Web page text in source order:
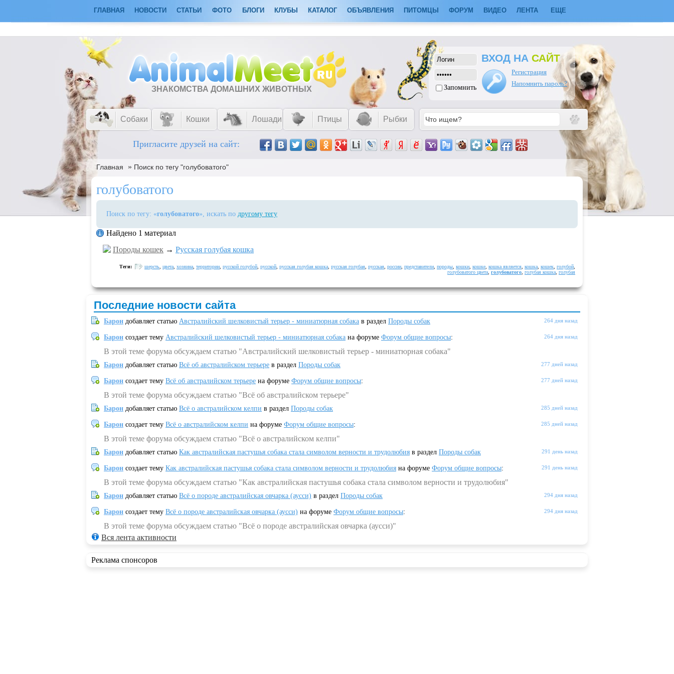
ГЛАВНАЯ НОВОСТИ СТАТЬИ ФОТО БЛОГИ КЛУБЫ КАТАЛОГ ОБЪЯВЛЕНИЯ ПИТОМЦЫ ФОРУМ ВИДЕО ЛЕНТА ЕЩЕ
ЗНАКОМСТВА ДОМАШНИХ ЖИВОТНЫХ Запомнить
ВХОД НА САЙТ
Регистрация
Напомнить пароль?
Собаки Кошки Лошади Птицы Рыбки
Пригласите друзей на сайт:
Главная » Поиск по тегу "голубоватого"
голубоватого
Поиск по тегу: «голубоватого», искать по другому тегу
Найдено 1 материал
Породы кошек → Русская голубая кошка
Теги: шерсть цвета хозяина территории русской голубой русской русская голубая кошка русская голубая русская россии представители породы кошки кошке кошка является кошка кошек голубой
голубоватого цвета голубоватого голубая кошка голубая
Последние новости сайта
264 дня назад
Барон добавляет статью Австралийский шелковистый терьер - миниатюрная собака в раздел Породы собак
264 дня назад
Барон создает тему Австралийский шелковистый терьер - миниатюрная собака на форуме Форум общие вопросы:
В этой теме форума обсуждаем статью "Австралийский шелковистый терьер - миниатюрная собака"
277 дней назад
Барон добавляет статью Всё об австралийском терьере в раздел Породы собак
277 дней назад
Барон создает тему Всё об австралийском терьере на форуме Форум общие вопросы:
В этой теме форума обсуждаем статью "Всё об австралийском терьере"
285 дней назад
Барон добавляет статью Всё о австралийском келпи в раздел Породы собак
285 дней назад
Барон создает тему Всё о австралийском келпи на форуме Форум общие вопросы:
В этой теме форума обсуждаем статью "Всё о австралийском келпи"
291 день назад
Барон добавляет статью Как австралийская пастушья собака стала символом верности и трудолюбия в раздел Породы собак
291 день назад
Барон создает тему Как австралийская пастушья собака стала символом верности и трудолюбия на форуме Форум общие вопросы:
В этой теме форума обсуждаем статью "Как австралийская пастушья собака стала символом верности и трудолюбия"
294 дня назад
Барон добавляет статью Всё о породе австралийская овчарка (аусси) в раздел Породы собак
294 дня назад
Барон создает тему Всё о породе австралийская овчарка (аусси) на форуме Форум общие вопросы:
В этой теме форума обсуждаем статью "Всё о породе австралийская овчарка (аусси)"
Вся лента активности
Реклама спонсоров